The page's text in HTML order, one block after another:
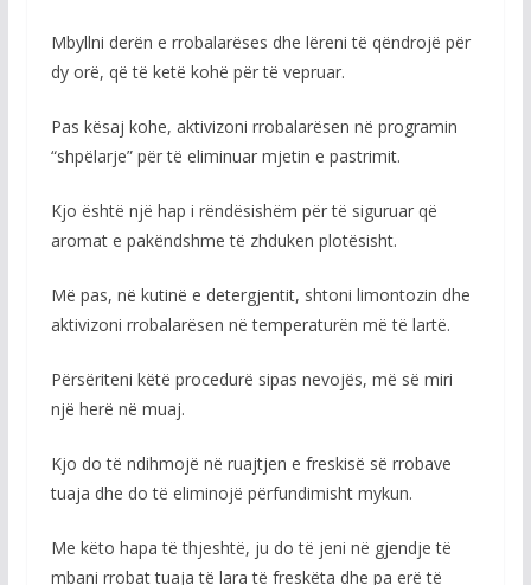
Mbyllni derën e rrobalarëses dhe lëreni të qëndrojë për
dy orë, që të ketë kohë për të vepruar.
Pas kësaj kohe, aktivizoni rrobalarësen në programin
“shpëlarje” për të eliminuar mjetin e pastrimit.
Kjo është një hap i rëndësishëm për të siguruar që
aromat e pakëndshme të zhduken plotësisht.
Më pas, në kutinë e detergjentit, shtoni limontozin dhe
aktivizoni rrobalarësen në temperaturën më të lartë.
Përsëriteni këtë procedurë sipas nevojës, më së miri
një herë në muaj.
Kjo do të ndihmojë në ruajtjen e freskisë së rrobave
tuaja dhe do të eliminojë përfundimisht mykun.
Me këto hapa të thjeshtë, ju do të jeni në gjendje të
mbani rrobat tuaja të lara të freskëta dhe pa erë të